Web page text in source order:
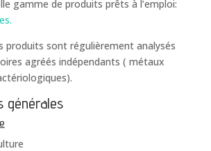
gamme de produits prêts à l’emploi:
produits sont régulièrement analysés
agréés indépendants ( métaux
générales